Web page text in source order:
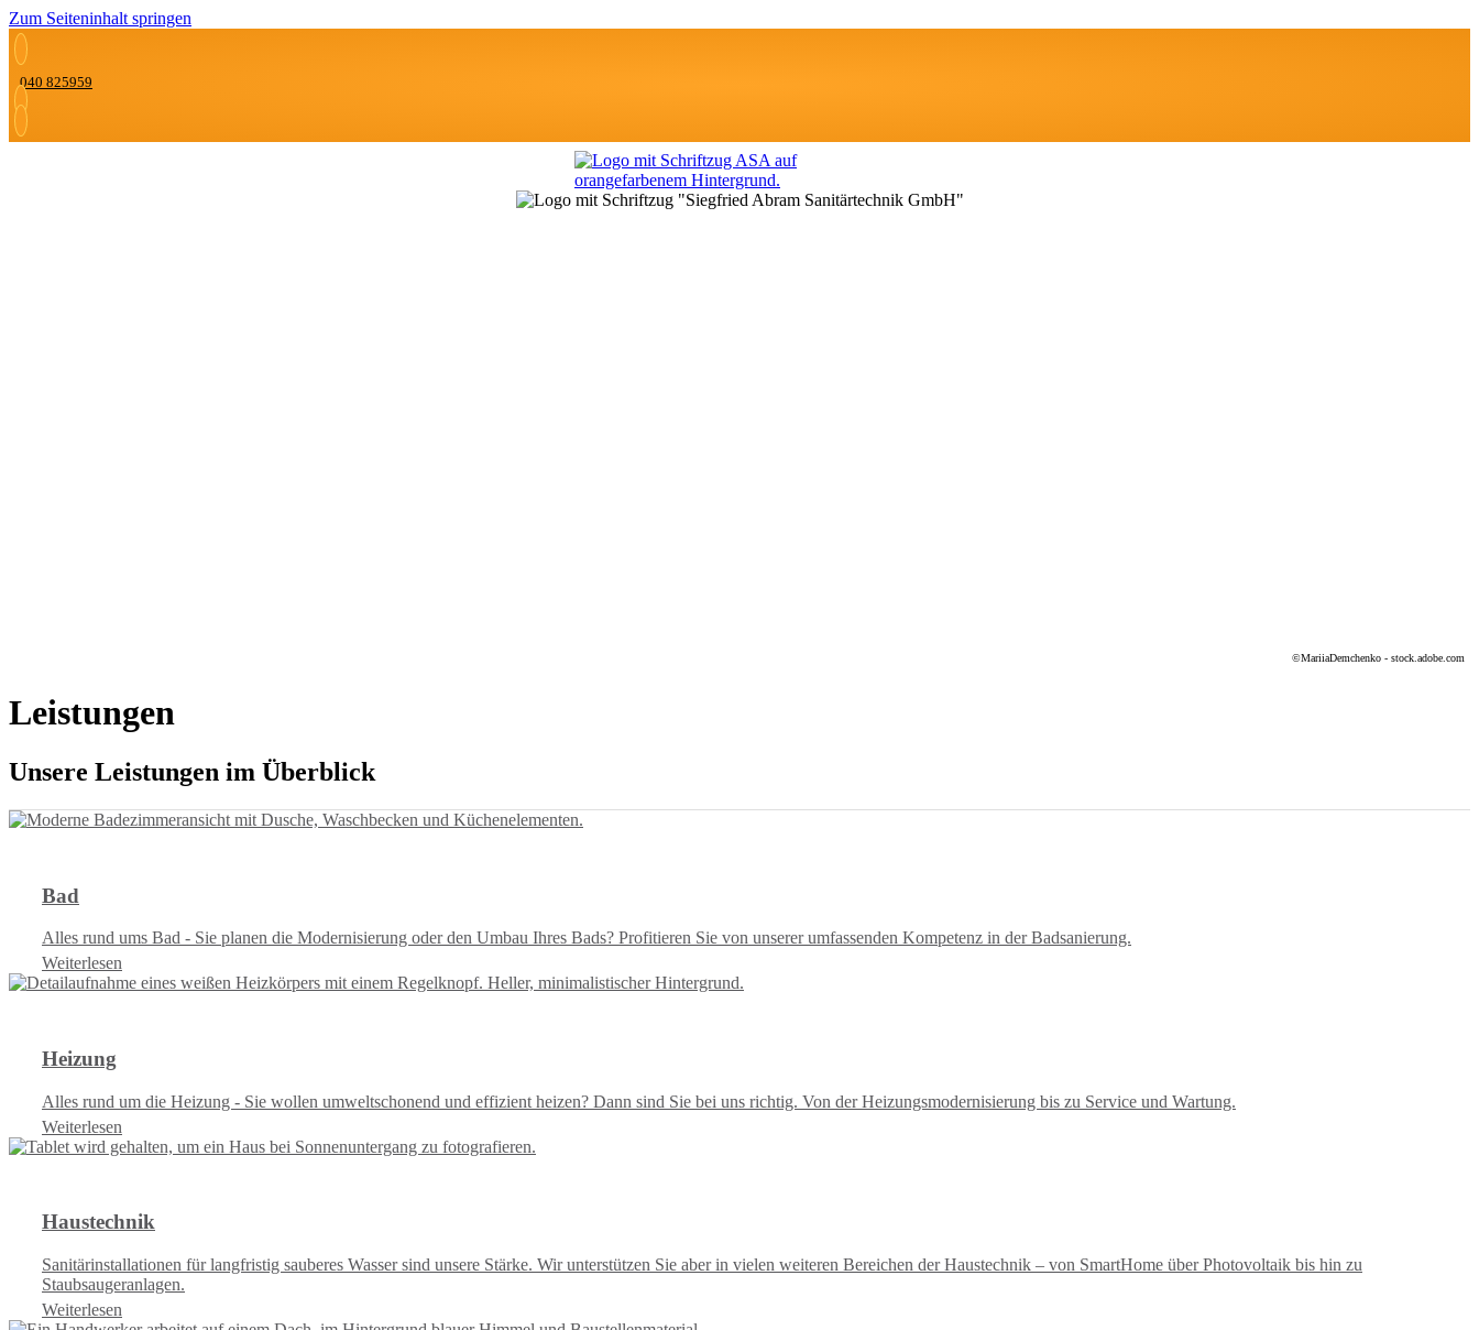
Zum Seiteninhalt springen
040 825959
©MariiaDemchenko - stock.adobe.com
Leistungen
Unsere Leistungen im Überblick
Bad
Alles rund ums Bad - Sie planen die Modernisierung oder den Umbau Ihres Bads? Profitieren Sie von unserer umfassenden Kompetenz in der Badsanierung.
Weiterlesen
Heizung
Alles rund um die Heizung - Sie wollen umweltschonend und effizient heizen? Dann sind Sie bei uns richtig. Von der Heizungsmodernisierung bis zu Service und Wartung.
Weiterlesen
Haustechnik
Sanitärinstallationen für langfristig sauberes Wasser sind unsere Stärke. Wir unterstützen Sie aber in vielen weiteren Bereichen der Haustechnik – von SmartHome über Photovoltaik bis hin zu
Staubsaugeranlagen.
Weiterlesen